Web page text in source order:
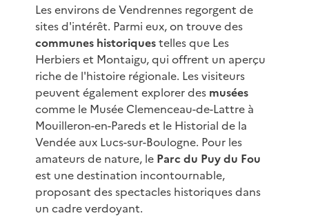
Les environs de Vendrennes regorgent de
sites d'intérêt. Parmi eux, on trouve des
communes historiquestelles que Les
Herbiers et Montaigu, qui offrent un aperçu
riche de l'histoire régionale. Les visiteurs
peuvent également explorer des musées
comme le Musée Clemenceau-de-Lattre à
Mouilleron-en-Pareds et le Historial de la
Vendée aux Lucs-sur-Boulogne. Pour les
amateurs de nature, le Parc du Puy du Fou
est une destination incontournable,
proposant des spectacles historiques dans
un cadre verdoyant.